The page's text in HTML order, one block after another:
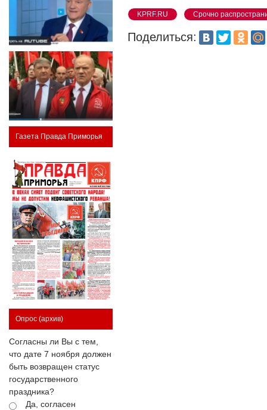
Газета Правда Приморья
Опрос (архив)
Согласны ли Вы с тем,
что дате 7 ноября должен
быть возвращен статус
государственного
праздника?
Да, согласен
KPRF.RU Срочно
Поделиться: